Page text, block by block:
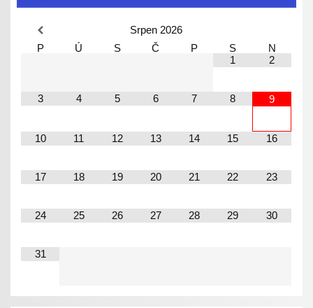
Srpen 2026
P
Ú S Č P S
N
1
2
3 4 5 6 7 8 9
10 11 12 13 14 15 16
17 18 19 20 21 22 23
24 25 26 27 28 29 30
31